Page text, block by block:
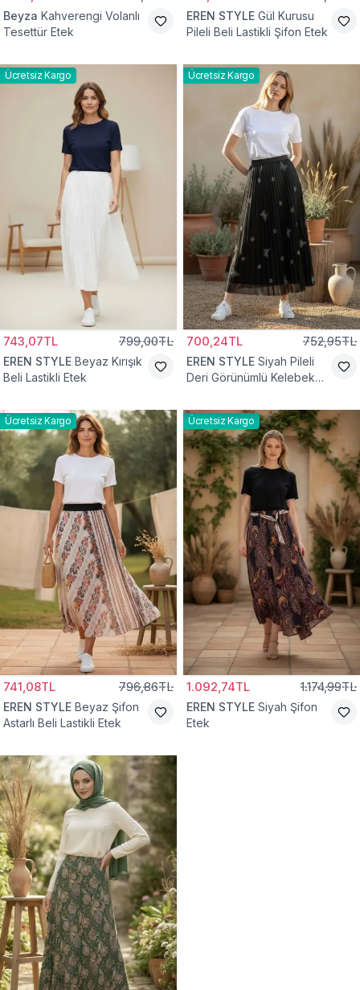
Beyza Kahverengi Volanlı
Tesettür Etek
EREN STYLE Gül Kurusu
Pileli Beli Lastikli Şifon Etek
Ücretsiz Kargo
743,07TL 799,00TL
EREN STYLE Beyaz Kırışık
Beli Lastikli Etek
Ücretsiz Kargo
700,24TL 752,95TL
EREN STYLE Siyah Pileli
Deri Görünümlü Kelebek
Viskon Etek
Ücretsiz Kargo
741,08TL 796,86TL
EREN STYLE Beyaz Şifon
Astarlı Beli Lastikli Etek
Ücretsiz Kargo
1.092,74TL 1.174,99TL
EREN STYLE Siyah Şifon
Etek